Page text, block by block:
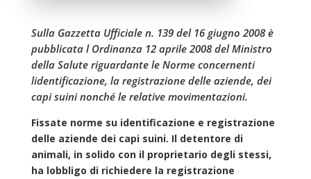
Sulla Gazzetta Ufficiale n. 139 del 16 giugno 2008 è
pubblicata l Ordinanza 12 aprile 2008 del Ministro
della Salute riguardante le Norme concernenti
lidentificazione, la registrazione delle aziende, dei
capi suini nonché le relative movimentazioni.
Fissate norme su identificazione e registrazione
delle aziende dei capi suini. Il detentore di
animali, in solido con il proprietario degli stessi,
ha lobbligo di richiedere la registrazione